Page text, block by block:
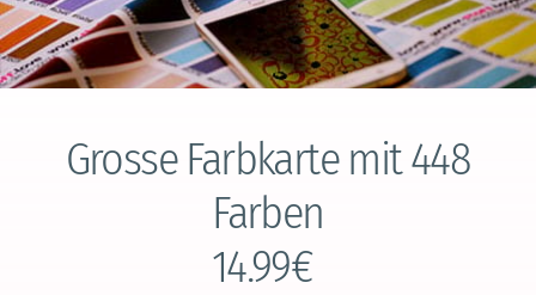
Grosse Farbkarte mit 448
Farben
14.99€